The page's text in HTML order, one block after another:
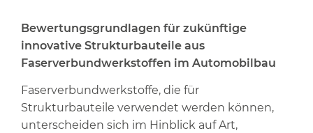
Bewertungsgrundlagen für zukünftige
innovative Strukturbauteile aus
Faserverbundwerkstoffen im Automobilbau
Faserverbundwerkstoffe, die für
Strukturbauteile verwendet werden können,
unterscheiden sich im Hinblick auf Art,